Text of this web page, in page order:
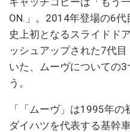
ON.」。2014年登場の6
史上初となるスライドド
ッシュアップされた7代
いた、ムーヴについての
う。
「「ムーヴ」は1995年
ダイハツを代表する基幹